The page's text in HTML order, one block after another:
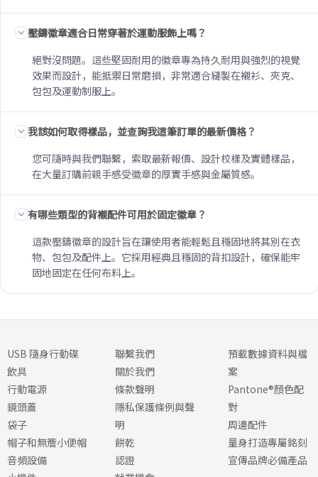
壓鑄徽章適合日常穿著於運動服飾上嗎？
絕對沒問題。這些堅固耐用的徽章專為持久耐用與強烈的視覺
效果而設計，能抵禦日常磨損，非常適合縫製在襯衫、夾克、
包包及運動制服上。
我該如何取得樣品，並查詢我這筆訂單的最新價格？
您可隨時與我們聯繫，索取最新報價、設計校樣及實體樣品，
在大量訂購前親手感受徽章的厚實手感與金屬質感。
有哪些類型的背襯配件可用於固定徽章？
這款壓鑄徽章的設計旨在讓使用者能輕鬆且穩固地將其別在衣
物、包包及配件上。它採用經典且穩固的背扣設計，確保能牢
固地固定在任何布料上。
USB 隨身行動碟
飲具
行動電源
鏡頭蓋
袋子
帽子和無簷小便帽
音頻設備
聯繫我們
關於我們
條款聲明
隱私保護條例與聲
明
餅乾
認證
預載數據資料與檔
案
Pantone®顏色配
對
周邊配件
量身打造專屬銘刻
宣傳品牌必備產品